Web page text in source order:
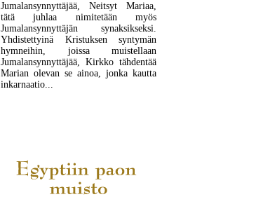
Jumalansynnyttäjää, Neitsyt Mariaa,
tätä juhlaa nimitetään myös
Jumalansynnyttäjän synaksikseksi.
Yhdistettyinä Kristuksen syntymän
hymneihin, joissa muistellaan
Jumalansynnyttäjää, Kirkko tähdentää
Marian olevan se ainoa, jonka kautta
inkarnaatio...